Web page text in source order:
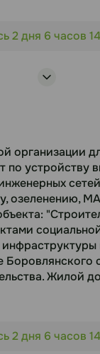
жилого района с
дом № 1.3
организации
по устройству
инженерных
озеленению,
2 дня 6 часов
организации
по устройству
озеленению,
Жилой
квартала
2 дня 6 часов